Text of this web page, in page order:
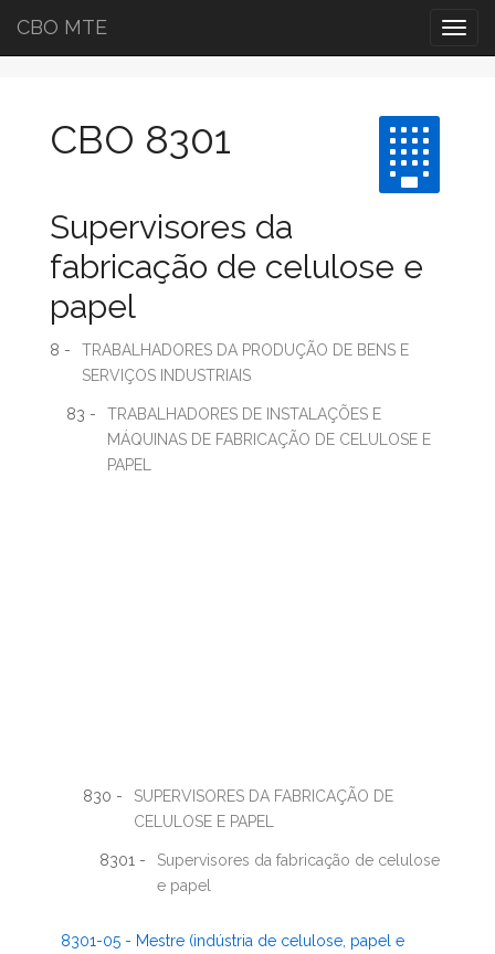
CBO MTE
CBO 8301
Supervisores da
fabricação de celulose e
papel
8 -
TRABALHADORES DA PRODUÇÃO DE BENS E
SERVIÇOS INDUSTRIAIS
83 -
TRABALHADORES DE INSTALAÇÕES E
MÁQUINAS DE FABRICAÇÃO DE CELULOSE E
PAPEL
830 -
SUPERVISORES DA FABRICAÇÃO DE
CELULOSE E PAPEL
8301 -
Supervisores da fabricação de celulose
e papel
8301-05 - Mestre (indústria de celulose, papel e